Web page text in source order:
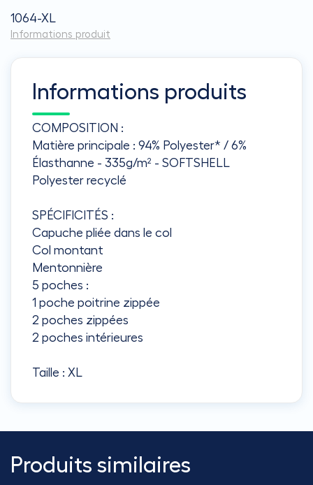
1064-XL
Informations produit
Informations produits
COMPOSITION :
Matière principale : 94% Polyester* / 6%
Élasthanne - 335g/m² - SOFTSHELL
Polyester recyclé
SPÉCIFICITÉS :
Capuche pliée dans le col
Col montant
Mentonnière
5 poches :
1 poche poitrine zippée
2 poches zippées
2 poches intérieures
Taille : XL
Produits similaires